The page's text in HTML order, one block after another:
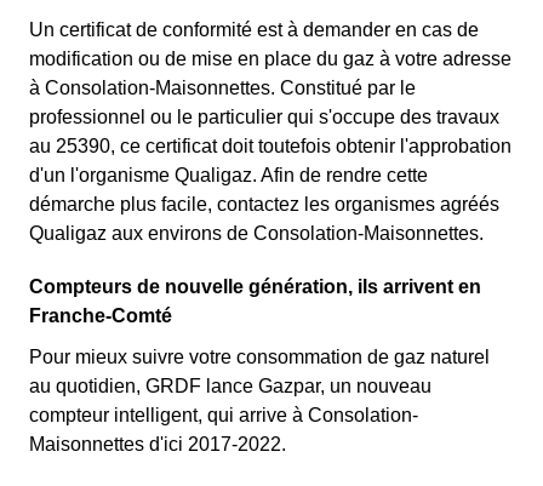
Un certificat de conformité est à demander en cas de
modification ou de mise en place du gaz à votre adresse
à Consolation-Maisonnettes. Constitué par le
professionnel ou le particulier qui s'occupe des travaux
au 25390, ce certificat doit toutefois obtenir l'approbation
d'un l'organisme Qualigaz. Afin de rendre cette
démarche plus facile, contactez les organismes agréés
Qualigaz aux environs de Consolation-Maisonnettes.
Compteurs de nouvelle génération, ils arrivent en
Franche-Comté
Pour mieux suivre votre consommation de gaz naturel
au quotidien, GRDF lance Gazpar, un nouveau
compteur intelligent, qui arrive à Consolation-
Maisonnettes d'ici 2017-2022.